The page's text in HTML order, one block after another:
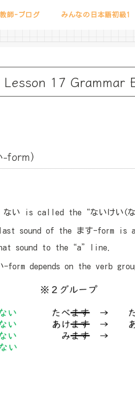
師-ブログ みんなの日本語初級1
17 Grammar
）
ない is called the“ないけい(
sound of the ます-form is
sound to the“a”line.
-form depends on the verb